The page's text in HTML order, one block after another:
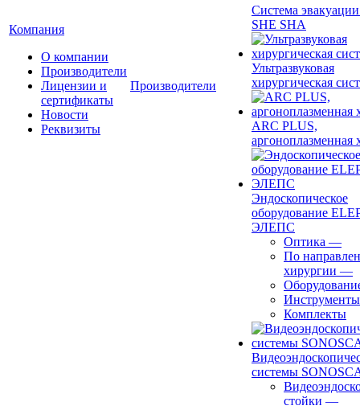
Компания
О компании
Производители
Лицензии и
сертификаты
Новости
Реквизиты
Производители
Система
SHE SHA
Ультразвуковая
хирургическая
ARC PLUS,
аргоноплазменная
Эндоскопическое
оборудование
ЭЛЕПС
Оптика —
По
хирургии —
Инструменты
Комплекты
системы
стойки —